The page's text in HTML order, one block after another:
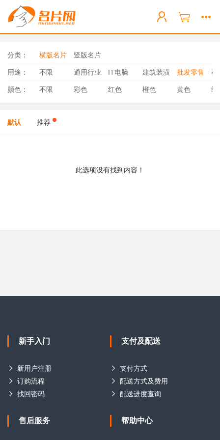
分类： 横版名片 竖版名片
用途： 不限 通用行业 IT电脑 建筑装潢 批发零售 教
颜色： 不限 彩色 红色 橙色 黄色 绿
默认 推荐
此选项没有找到内容！
新手入门
新用户注册
订购流程
找回密码
支付及配送
支付方式
配送方式及费用
配送进度查询
售后服务 帮助中心